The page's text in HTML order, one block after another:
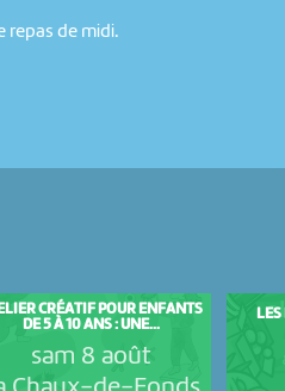
repas de midi.
CRÉATIF POUR ENFANTS
DE 5 À 10 ANS : UNE...
sam 8 août